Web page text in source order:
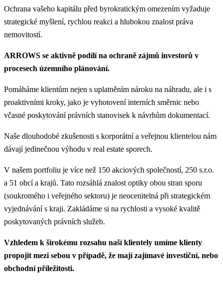
Ochrana vašeho kapitálu před byrokratickým omezením vyžaduje
strategické myšlení, rychlou reakci a hlubokou znalost práva
nemovitostí.
ARROWS se aktivně podílí na ochraně zájmů investorů v
procesech územního plánování.
Pomáháme klientům nejen s uplatněním nároku na náhradu, ale i s
proaktivními kroky, jako je vyhotovení interních směrnic nebo
včasné poskytování právních stanovisek k návrhům dokumentací.
Naše dlouhodobé zkušenosti s korporátní a veřejnou klientelou nám
dávají jedinečnou výhodu v real estate sporech.
V našem portfoliu je více než 150 akciových společností, 250 s.r.o.
a 51 obcí a krajů. Tato rozsáhlá znalost optiky obou stran sporu
(soukromého i veřejného sektoru) je neocenitelná při strategickém
vyjednávání s kraji. Zakládáme si na rychlosti a vysoké kvalitě
poskytovaných právních služeb.
Vzhledem k širokému rozsahu naší klientely umíme klienty
propojit mezi sebou v případě, že mají zajímavé investiční, nebo
obchodní příležitosti.